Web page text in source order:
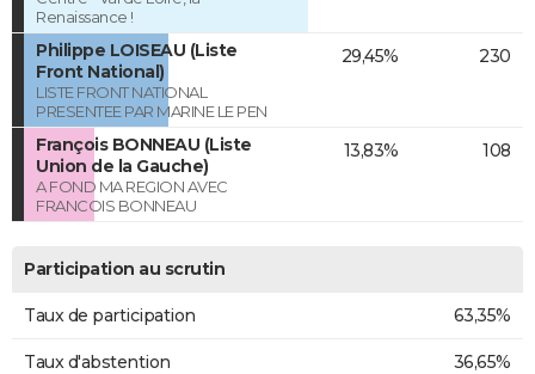
Renaissance !
Philippe LOISEAU (Liste
Front National)
LISTE FRONT NATIONAL
PRESENTEE PAR MARINE LE PEN
29,45% 230
François BONNEAU (Liste
Union de la Gauche)
A FOND MA REGION AVEC
FRANCOIS BONNEAU
13,83% 108
Participation au scrutin
Taux de participation 63,35%
Taux d'abstention 36,65%